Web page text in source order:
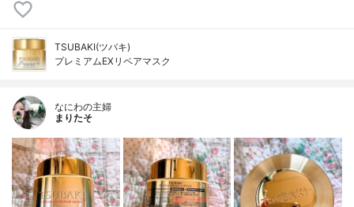
TSUBAKI(ツバキ)
プレミアムEXリペアマスク
なにわの主婦
まりたそ